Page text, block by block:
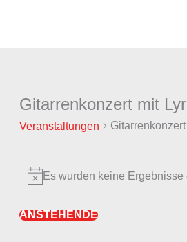
Gitarrenkonzert mit
Veranstaltungen
Veranstaltungen
Hinweis
Es wurden keine Ergebnisse
ANSTEHENDE